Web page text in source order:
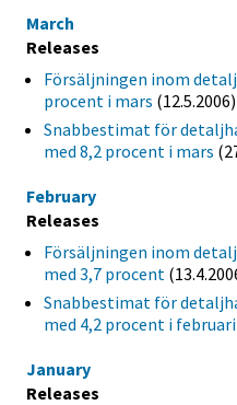
March
Releases
Försäljningen inom
procent i mars (12.5.2006)
Snabbestimat för
med 8,2 procent i mars
February
Releases
Försäljningen inom
med 3,7 procent
Snabbestimat för
med 4,2 procent i februari
January
Releases